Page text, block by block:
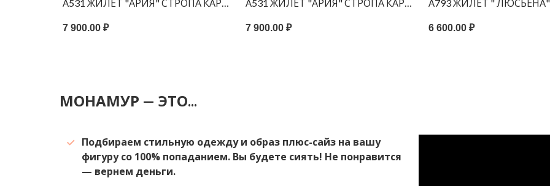
ПРИНТ ПЬЕ-ДЕ-ПУЛЬ ОРАНЖЕВАЯ НИТЬ
А531 ЖИЛЕТ "АРИЯ" СТРОПА КАРМАНЫ БЕЛЫЙ ПРИНТ КОТ 150С
7 900.00 ₽
А531 ЖИЛЕТ "АРИЯ" СТРОПА КАРМАНЫ ЧЁРНЫЙ ПРИНТ КОТ
7 900.00 ₽
А793 ЖИЛЕТ "
6 600.00 ₽
МОНАМУР — ЭТО...
Подбираем стильную одежду и образ плюс-сайз на вашу
фигуру со 100% попаданием. Вы будете сиять! Не понравится
— вернем деньги.